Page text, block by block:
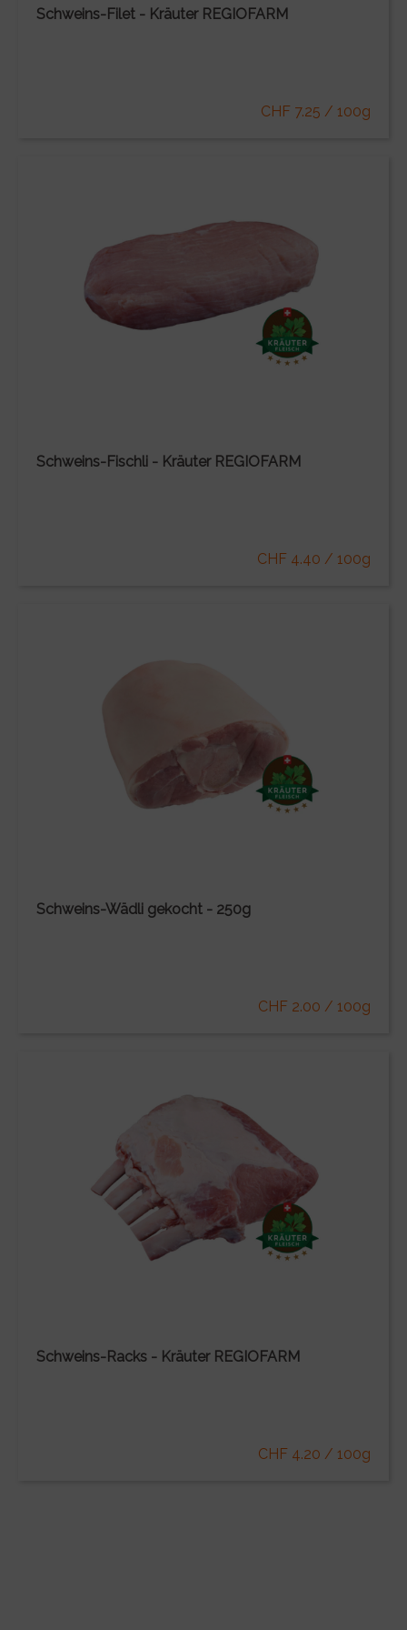
Schweins-Filet - Kräuter REGIOFARM
CHF 7.25 / 100g
Schweins-Fischli - Kräuter REGIOFARM
CHF 4.40 / 100g
Schweins-Wädli gekocht - 250g
CHF 2.00 / 100g
Schweins-Racks - Kräuter REGIOFARM
CHF 4.20 / 100g